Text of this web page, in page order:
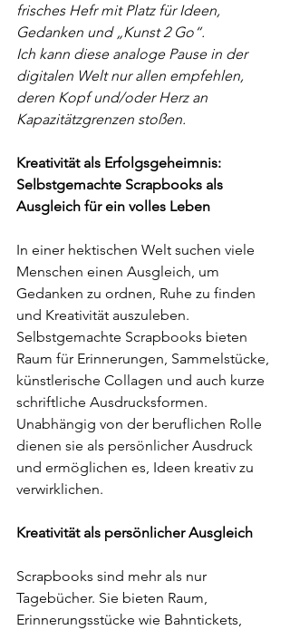
frisches Hefr mit Platz für Ideen,
Gedanken und „Kunst 2 Go“.
Ich kann diese analoge Pause in der
digitalen Welt nur allen empfehlen,
deren Kopf und/oder Herz an
Kapazitätzgrenzen stoßen.
Kreativität als Erfolgsgeheimnis:
Selbstgemachte Scrapbooks als
Ausgleich für ein volles Leben
In einer hektischen Welt suchen viele
Menschen einen Ausgleich, um
Gedanken zu ordnen, Ruhe zu finden
und Kreativität auszuleben.
Selbstgemachte Scrapbooks bieten
Raum für Erinnerungen, Sammelstücke,
künstlerische Collagen und auch kurze
schriftliche Ausdrucksformen.
Unabhängig von der beruflichen Rolle
dienen sie als persönlicher Ausdruck
und ermöglichen es, Ideen kreativ zu
verwirklichen.
Kreativität als persönlicher Ausgleich
Scrapbooks sind mehr als nur
Tagebücher. Sie bieten Raum,
Erinnerungsstücke wie Bahntickets,